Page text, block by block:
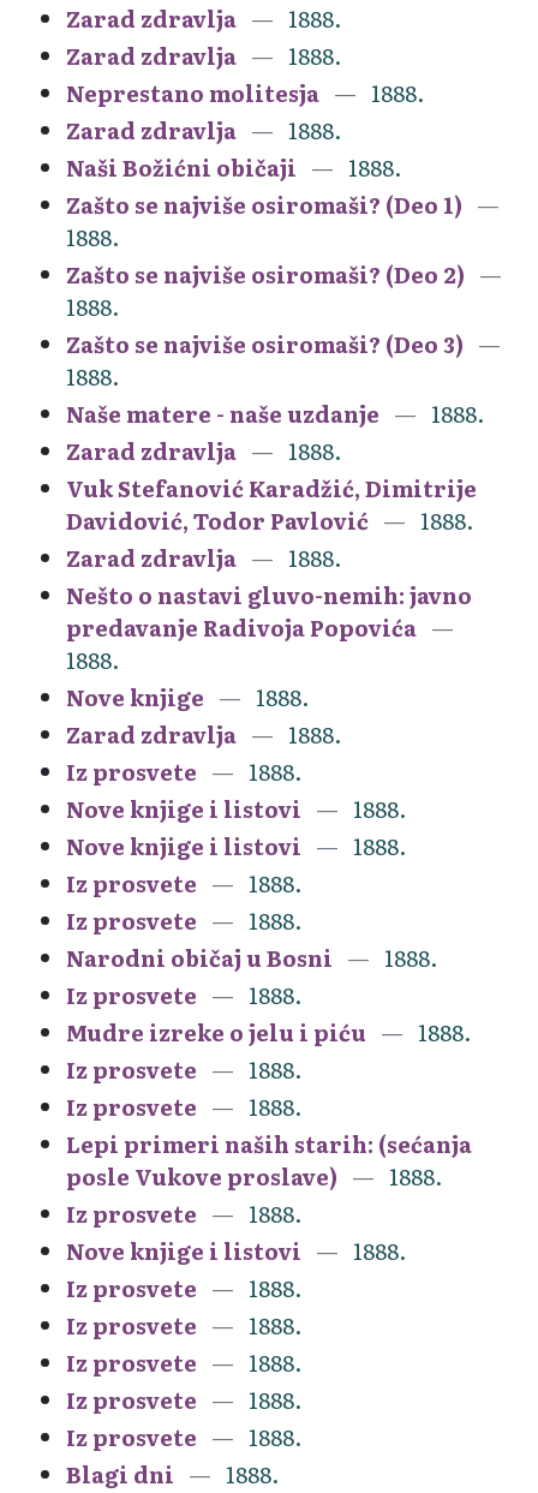
Zarad zdravlja
1888.
Zarad zdravlja
1888.
Neprestano molitesja
1888.
Zarad zdravlja
1888.
Naši Božićni običaji
1888.
Zašto se najviše osiromaši? (Deo 1)
1888.
Zašto se najviše osiromaši? (Deo 2)
1888.
Zašto se najviše osiromaši? (Deo 3)
1888.
Naše matere - naše uzdanje
1888.
Zarad zdravlja
1888.
Vuk Stefanović Karadžić, Dimitrije
Davidović, Todor Pavlović
1888.
Zarad zdravlja
1888.
Nešto o nastavi gluvo-nemih: javno
predavanje Radivoja Popovića
1888.
Nove knjige
1888.
Zarad zdravlja
1888.
Iz prosvete
1888.
Nove knjige i listovi
1888.
Nove knjige i listovi
1888.
Iz prosvete
1888.
Iz prosvete
1888.
Narodni običaj u Bosni
1888.
Iz prosvete
1888.
Mudre izreke o jelu i piću
1888.
Iz prosvete
1888.
Iz prosvete
1888.
Lepi primeri naših starih: (sećanja
posle Vukove proslave)
1888.
Iz prosvete
1888.
Nove knjige i listovi
1888.
Iz prosvete
1888.
Iz prosvete
1888.
Iz prosvete
1888.
Iz prosvete
1888.
Iz prosvete
1888.
Blagi dni
1888.